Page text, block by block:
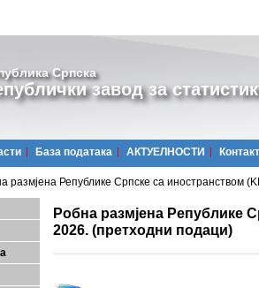
Српска
завод за
Базa података АКТУЕЛНОСТИ Контакт
размјена Републике Српске са иностранством
Робна размјена Републике
2026. (претходни подаци)